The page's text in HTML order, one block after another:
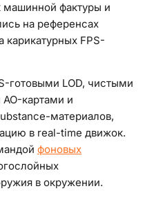
машинной фактуры и
на референсах
карикатурных FPS-
готовыми LOD, чистыми
картами и
материалов,
в real-time движок.
фоновых
в окружении.